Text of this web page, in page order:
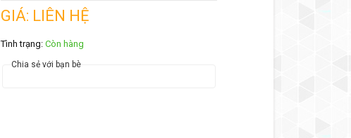
GIÁ: LIÊN HỆ
Tình trạng: Còn hàng
Chia sẻ với bạn bè